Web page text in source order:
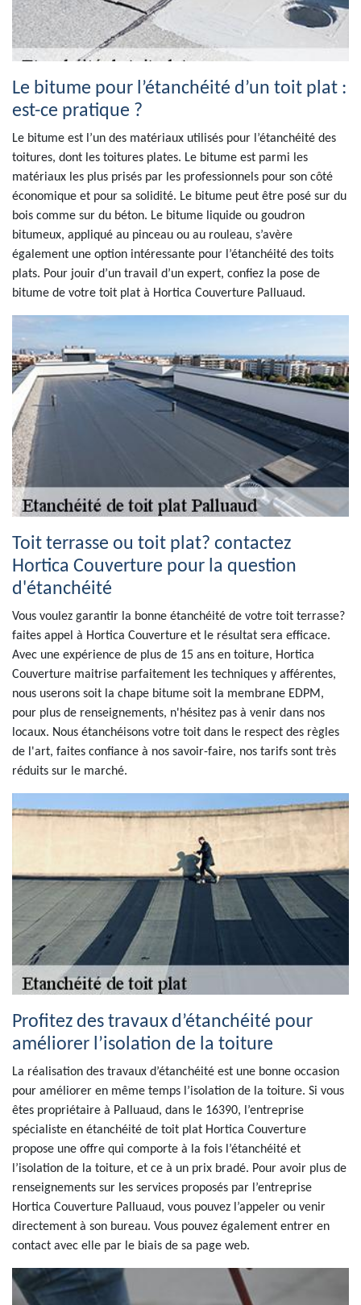
Le bitume pour l’étanchéité d’un toit plat :
est-ce pratique ?
Le bitume est l’un des matériaux utilisés pour l’étanchéité des
toitures, dont les toitures plates. Le bitume est parmi les
matériaux les plus prisés par les professionnels pour son côté
économique et pour sa solidité. Le bitume peut être posé sur du
bois comme sur du béton. Le bitume liquide ou goudron
bitumeux, appliqué au pinceau ou au rouleau, s’avère
également une option intéressante pour l’étanchéité des toits
plats. Pour jouir d’un travail d’un expert, confiez la pose de
bitume de votre toit plat à Hortica Couverture Palluaud.
Toit terrasse ou toit plat? contactez
Hortica Couverture pour la question
d'étanchéité
Vous voulez garantir la bonne étanchéité de votre toit terrasse?
faites appel à Hortica Couverture et le résultat sera efficace.
Avec une expérience de plus de 15 ans en toiture, Hortica
Couverture maitrise parfaitement les techniques y afférentes,
nous userons soit la chape bitume soit la membrane EDPM,
pour plus de renseignements, n'hésitez pas à venir dans nos
locaux. Nous étanchéisons votre toit dans le respect des règles
de l'art, faites confiance à nos savoir-faire, nos tarifs sont très
réduits sur le marché.
Profitez des travaux d’étanchéité pour
améliorer l’isolation de la toiture
La réalisation des travaux d’étanchéité est une bonne occasion
pour améliorer en même temps l’isolation de la toiture. Si vous
êtes propriétaire à Palluaud, dans le 16390, l’entreprise
spécialiste en étanchéité de toit plat Hortica Couverture
propose une offre qui comporte à la fois l’étanchéité et
l’isolation de la toiture, et ce à un prix bradé. Pour avoir plus de
renseignements sur les services proposés par l’entreprise
Hortica Couverture Palluaud, vous pouvez l’appeler ou venir
directement à son bureau. Vous pouvez également entrer en
contact avec elle par le biais de sa page web.